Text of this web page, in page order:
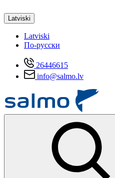
Latviski
Latviski
По-русски
26446615
info@salmo.lv